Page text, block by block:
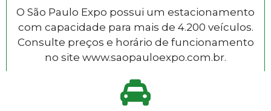
O São Paulo Expo possui um estacionamento
com capacidade para mais de 4.200 veículos.
Consulte preços e horário de funcionamento
no site www.saopauloexpo.com.br.